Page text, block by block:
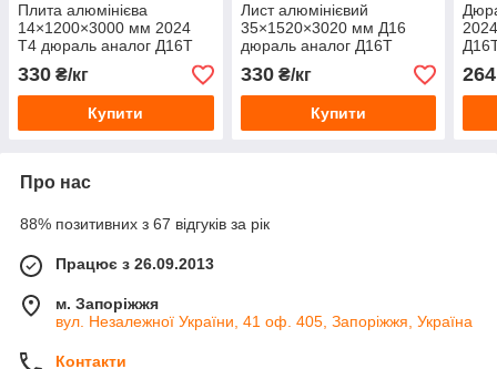
Плита алюмінієва
14×1200×3000 мм 2024
Т4 дюраль аналог Д16Т
330 ₴/кг
Купити
Лист алюмінієвий
35×1520×3020 мм Д16
дюраль аналог Д16Т
330₴/кг
Купити
мм
264
Про нас
88% позитивних з 67 відгуків за рік
Працює з 26.09.2013
м. Запоріжжя
вул. Незалежної України, 41 оф. 405, Запоріжжя, Україна
Контакти